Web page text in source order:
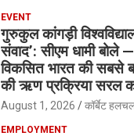
EVENT
गुरुकुल कांगड़ी
संवाद’: सीएम धामी बोले
विकसित भारत की सबसे
की ऋण प्रक्रिया सरल
August 1, 2026 कॉर्बेट
EMPLOYMENT